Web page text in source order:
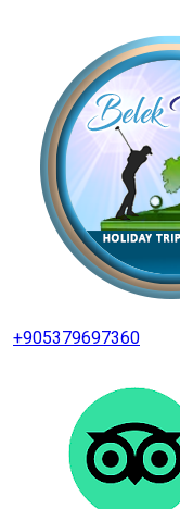
+905379697360